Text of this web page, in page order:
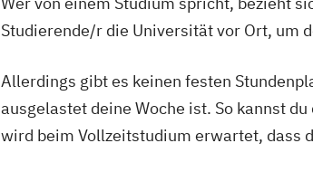
Studierende/r die Universität vor Ort, um
Allerdings gibt es keinen festen
ausgelastet deine Woche ist. So kannst
wird beim Vollzeitstudium erwartet, dass